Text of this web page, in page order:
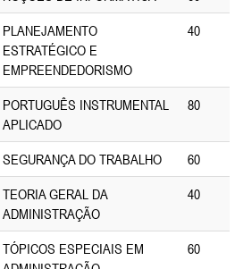
PLANEJAMENTO
ESTRATÉGICO E
EMPREENDEDORISMO
40
PORTUGUÊS INSTRUMENTAL
APLICADO
80
SEGURANÇA DO TRABALHO 60
TEORIA GERAL DA
ADMINISTRAÇÃO
40
TÓPICOS ESPECIAIS EM
60